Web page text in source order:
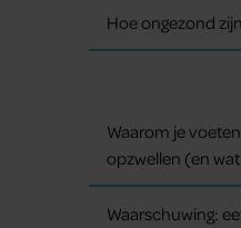
Hoe ongezond
Waarom je
opzwellen (en
Waarschuwing: